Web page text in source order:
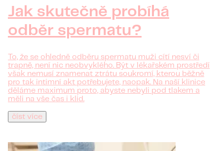
Jak skutečně probíhá
odběr spermatu?
To, že se ohledně odběru spermatu muži cítí nesví či
trapně, není nic neobvyklého. Být v lékařském prostředí
však nemusí znamenat ztrátu soukromí, kterou běžně
pro tak intimní akt potřebujete, naopak. Na naší klinice
děláme maximum proto, abyste nebyli pod tlakem a
měli na vše čas i klid.
číst více